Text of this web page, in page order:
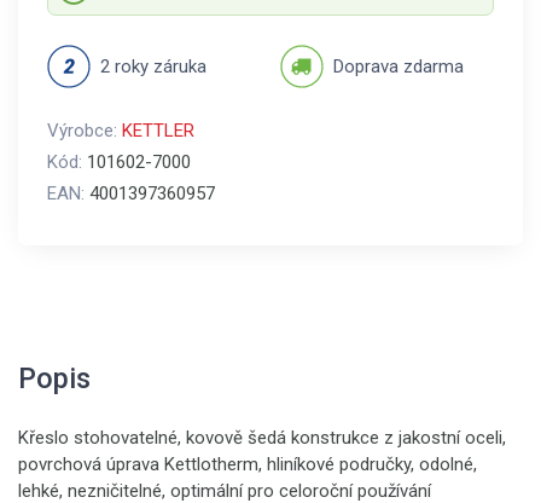
2 roky záruka Doprava zdarma
Výrobce: KETTLER
Kód: 101602-7000
EAN: 4001397360957
Popis
Křeslo stohovatelné, kovově šedá konstrukce z jakostní oceli,
povrchová úprava Kettlotherm, hliníkové područky, odolné,
lehké, nezničitelné, optimální pro celoroční používání